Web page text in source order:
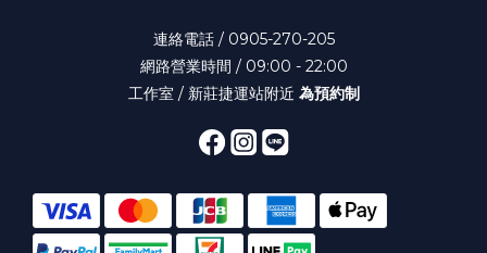
連絡電話 / 0905-270-205
網路營業時間 / 09:00 - 22:00
工作室 / 新莊捷運站附近 為預約制